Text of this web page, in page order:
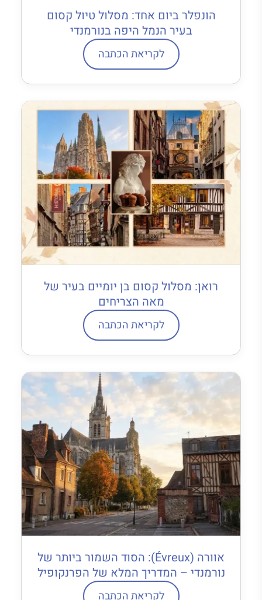
הונפלר ביום אחד: מסלול טיול קסום
בעיר הנמל היפה בנורמנדי
לקריאת הכתבה
רואן: מסלול קסום בן יומיים בעיר של
מאה הצריחים
לקריאת הכתבה
אוורה (Évreux): הסוד השמור ביותר של
נורמנדי – המדריך המלא של הפרנקופיל
לקריאת הכתבה